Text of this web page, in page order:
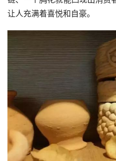
让人充满着喜悦和自豪。